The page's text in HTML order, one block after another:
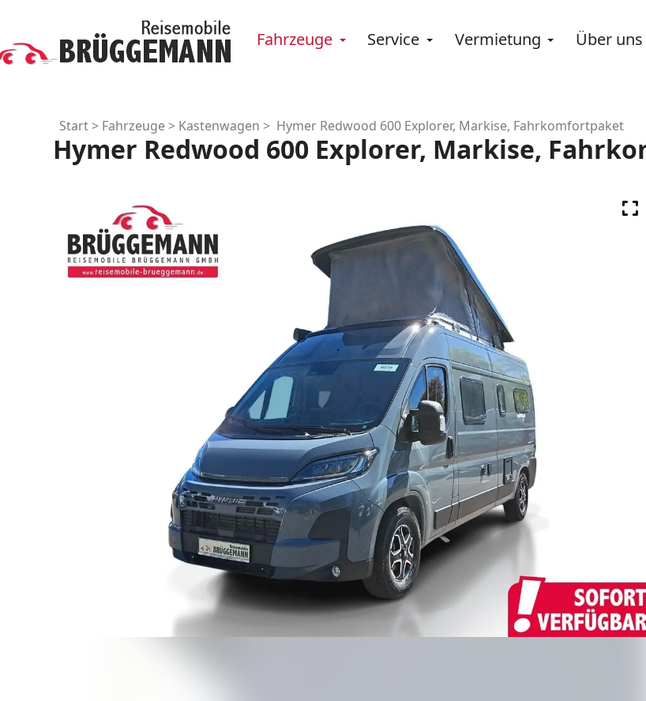
Fahrzeuge Service Vermietung Über uns
Start> Fahrzeuge> Kastenwagen > Hymer Redwood 600 Explorer, Markise, Fahrkomfortpaket
Hymer Redwood 600 Explorer, Markise,